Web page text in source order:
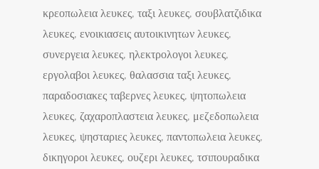
κρεοπωλεια λευκες, ταξι λευκες, σουβλατζιδικα
λευκες, ενοικιασεις αυτοικινητων λευκες,
συνεργεια λευκες, ηλεκτρολογοι λευκες,
εργολαβοι λευκες, θαλασσια ταξι λευκες,
παραδοσιακες ταβερνες λευκες, ψητοπωλεια
λευκες, ζαχαροπλαστεια λευκες, μεζεδοπωλεια
λευκες, ψησταριες λευκες, παντοπωλεια λευκες,
δικηγοροι λευκες, ουζερι λευκες, τσιπουραδικα